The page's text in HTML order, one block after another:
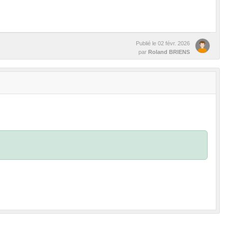
Publié le 02 févr. 2026
par Roland BRIENS